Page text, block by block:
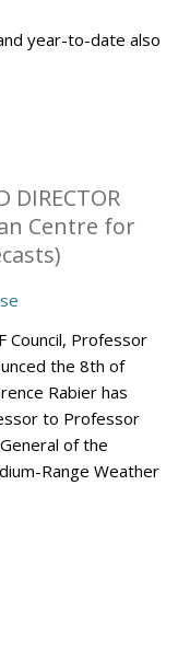
year-to-date also
DIRECTOR
Centre for
Council, Professor
the 8th of
Rabier has
to Professor
of the
Range Weather